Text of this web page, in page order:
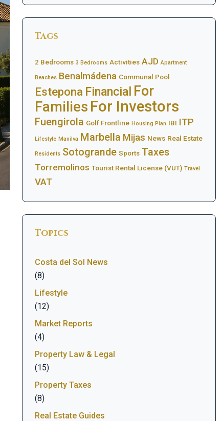
Tags
2 Bedrooms 3 Bedrooms Activities AJD Apartment
Beaches Benalmádena Communal Pool
Estepona Financial For
Families For Investors
Fuengirola Golf Frontline Housing Plan IBI ITP
Lifestyle Manilva Marbella Mijas News Real Estate
Residents Sotogrande Sports Taxes
Torremolinos Tourist Rental License (VUT) Travel
VAT
Topics
Costa del Sol News
(8)
Lifestyle
(12)
Market Reports
(4)
Property Law & Legal
(15)
Property Taxes
(8)
Real Estate Guides